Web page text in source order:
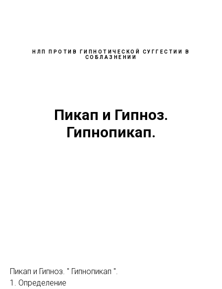
НЛП ПРОТИВ ГИПНОТИЧЕСКОЙ СУГГЕСТИИ В
СОБЛАЗНЕНИИ
Пикап и Гипноз.
Гипнопикап.
Пикап и Гипноз. " Гипнопикап ".
1. Определение